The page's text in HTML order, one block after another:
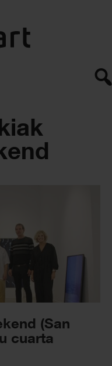
(San
cuarta